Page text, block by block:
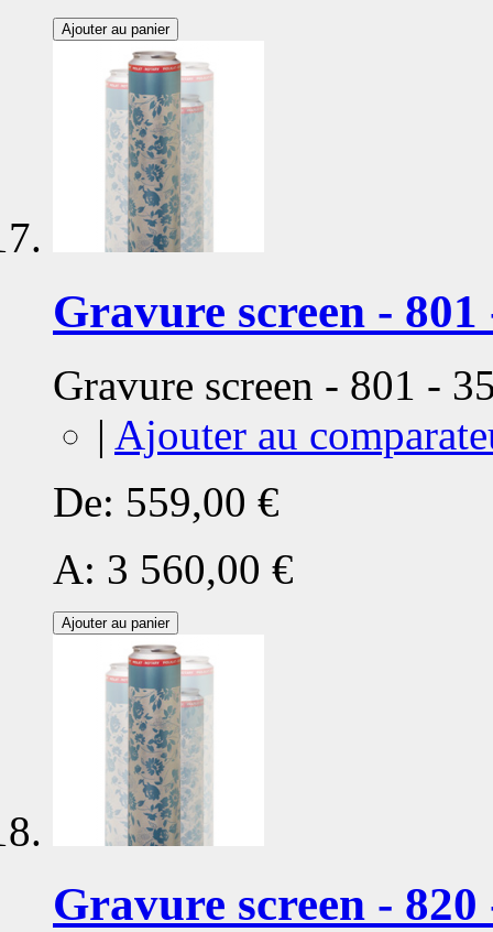
Ajouter au panier
Gravure screen - 801
Gravure screen - 801 -
| Ajouter au
De: 559,00 €
A: 3 560,00 €
Ajouter au panier
Gravure screen - 820